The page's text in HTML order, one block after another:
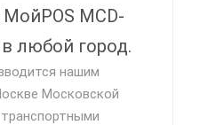
MCD-
любой город.
нашим
Московской